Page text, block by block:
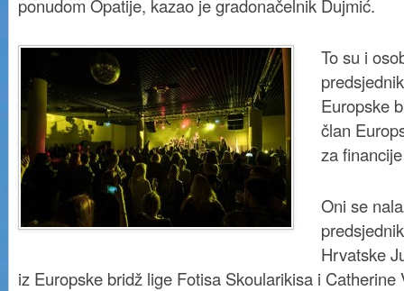
ponudom Opatije, kazao je gradonačelnik Dujmić.
To su i
Europske
član
za
Oni se
Hrvatske
iz Europske bridž lige Fotisa Skoularikisa i Catherine